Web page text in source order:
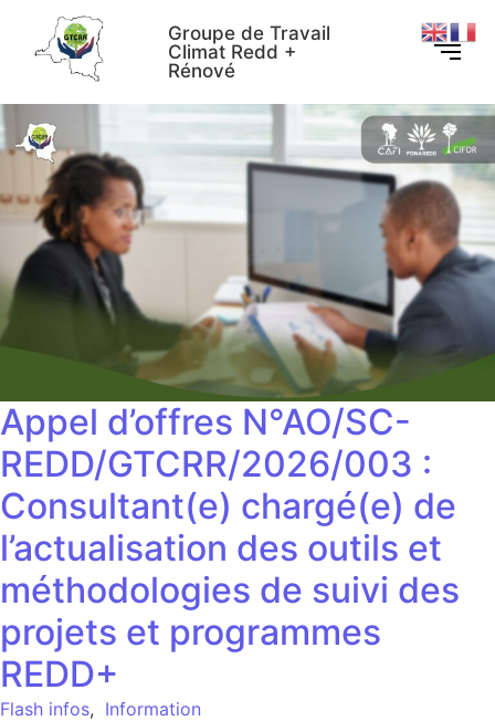
Groupe de Travail
Climat Redd +
Rénové
Appel d’offres N°AO/SC-
REDD/GTCRR/2026/003 :
Consultant(e) chargé(e) de
l’actualisation des outils et
méthodologies de suivi des
projets et programmes
REDD+
Flash infos, Information